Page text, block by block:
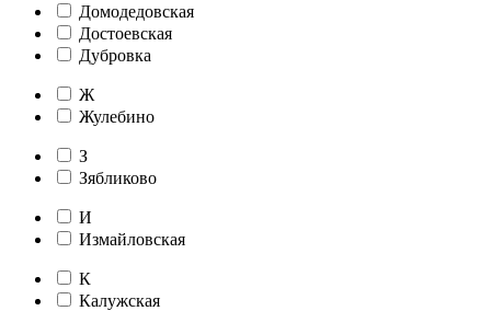
Домодедовская
Достоевская
Дубровка
Ж
Жулебино
З
Зябликово
И
Измайловская
К
Калужская